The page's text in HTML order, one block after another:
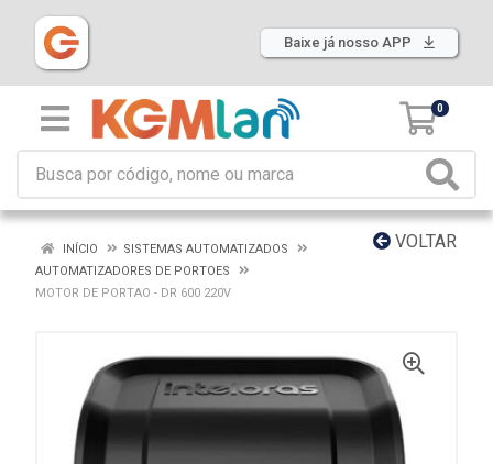
Baixe já nosso APP
0
VOLTAR
INÍCIO
SISTEMAS AUTOMATIZADOS
AUTOMATIZADORES DE PORTOES
MOTOR DE PORTAO - DR 600 220V